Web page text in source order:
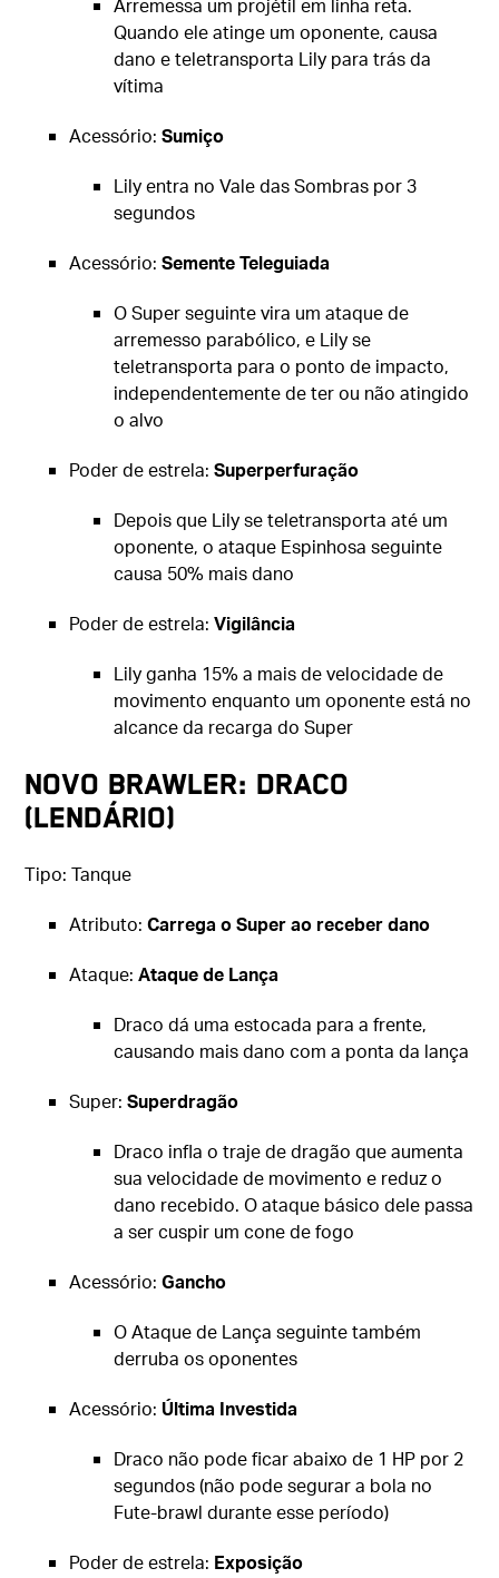
Arremessa um projétil em linha reta.
Quando ele atinge um oponente, causa
dano e teletransporta Lily para trás da
vítima
Acessório:Sumiço
Lily entra no Vale das Sombras por 3
segundos
Acessório:Semente Teleguiada
O Super seguinte vira um ataque de
arremesso parabólico, e Lily se
teletransporta para o ponto de impacto,
independentemente de ter ou não atingido
o alvo
Poder de estrela:Superperfuração
Depois que Lily se teletransporta até um
oponente, o ataque Espinhosa seguinte
causa 50% mais dano
Poder de estrela:Vigilância
Lily ganha 15% a mais de velocidade de
movimento enquanto um oponente está no
alcance da recarga do Super
Novo Brawler: Draco
(lendário)
Tipo: Tanque
Atributo:Carrega o Super ao receber dano
Ataque:Ataque de Lança
Draco dá uma estocada para a frente,
causando mais dano com a ponta da lança
Super:Superdragão
Draco infla o traje de dragão que aumenta
sua velocidade de movimento e reduz o
dano recebido. O ataque básico dele passa
a ser cuspir um cone de fogo
Acessório:Gancho
O Ataque de Lança seguinte também
derruba os oponentes
Acessório: Última Investida
Draco não pode ficar abaixo de 1 HP por 2
segundos (não pode segurar a bola no
Fute-brawl durante esse período)
Poder de estrela: Exposição